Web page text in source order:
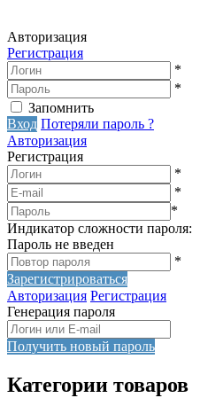
Авторизация
Регистрация
*
*
Запомнить
Вход Потеряли пароль ?
Авторизация
Регистрация
*
*
*
Индикатор сложности пароля:
Пароль не введен
*
Зарегистрироваться
Авторизация Регистрация
Генерация пароля
Получить новый пароль
Категории товаров